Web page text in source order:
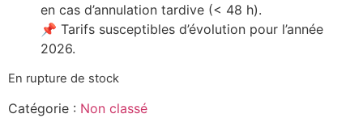
en cas d’annulation tardive (< 48 h).
📌 Tarifs susceptibles d’évolution pour l’année
2026.
En rupture de stock
Catégorie : Non classé